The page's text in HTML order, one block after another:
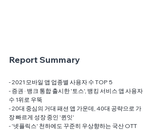
Report Summary
- 2021 모바일 앱 업종별 사용자 수 TOP 5
- 증권 · 뱅크 통합 출시한 '토스', 뱅킹 서비스 앱 사용자
수 1위로 우뚝
- 20대 중심의 거대 패션 앱 가운데, 40대 공략으로 가
장 빠르게 성장 중인 '퀸잇'
- '넷플릭스' 천하에도 꾸준히 우상향하는 국산 OTT